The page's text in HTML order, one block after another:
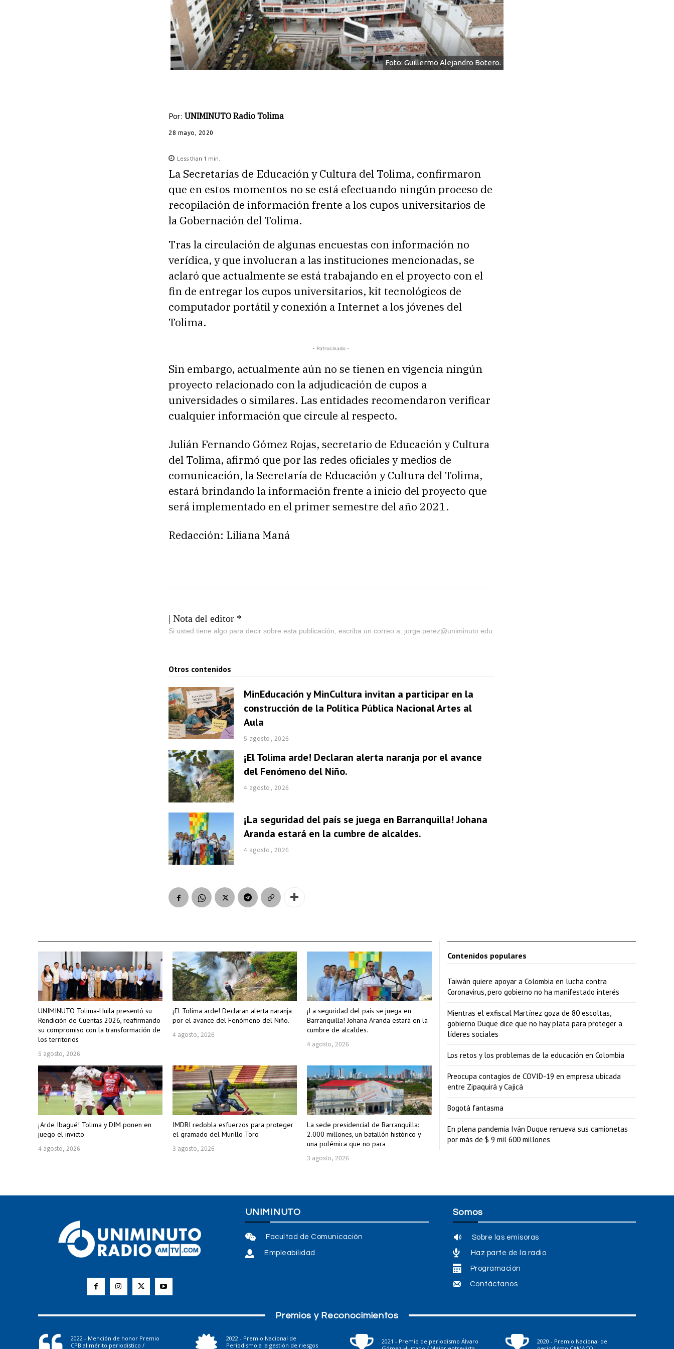
Foto: Guillermo Alejandro Botero.
Por: UNIMINUTO Radio Tolima
28 mayo, 2020
Less than 1 min.
La Secretarías de Educación y Cultura del Tolima, confirmaron
que en estos momentos no se está efectuando ningún proceso de
recopilación de información frente a los cupos universitarios de
la Gobernación del Tolima.
Tras la circulación de algunas encuestas con información no
verídica, y que involucran a las instituciones mencionadas, se
aclaró que actualmente se está trabajando en el proyecto con el
fin de entregar los cupos universitarios, kit tecnológicos de
computador portátil y conexión a Internet a los jóvenes del
Tolima.
- Patrocinado -
Sin embargo, actualmente aún no se tienen en vigencia ningún
proyecto relacionado con la adjudicación de cupos a
universidades o similares. Las entidades recomendaron verificar
cualquier información que circule al respecto.
Julián Fernando Gómez Rojas, secretario de Educación y Cultura
del Tolima, afirmó que por las redes oficiales y medios de
comunicación, la Secretaría de Educación y Cultura del Tolima,
estará brindando la información frente a inicio del proyecto que
será implementado en el primer semestre del año 2021.
Redacción: Liliana Maná
| Nota del editor *
Si usted tiene algo para decir sobre esta publicación, escriba un correo a: jorge.perez@uniminuto.edu
Otros contenidos
MinEducación y MinCultura invitan a participar en la
construcción de la Política Pública Nacional Artes al
Aula
5 agosto, 2026
¡El Tolima arde! Declaran alerta naranja por el avance
del Fenómeno del Niño.
4 agosto, 2026
¡La seguridad del país se juega en Barranquilla! Johana
Aranda estará en la cumbre de alcaldes.
4 agosto, 2026
UNIMINUTO Tolima-Huila presentó su
Rendición de Cuentas 2026, reafirmando
su compromiso con la transformación de
los territorios
5 agosto, 2026
¡El Tolima arde! Declaran alerta naranja
por el avance del Fenómeno del Niño.
4 agosto, 2026
¡La seguridad del país se juega en
Barranquilla! Johana Aranda estará en la
cumbre de alcaldes.
4 agosto, 2026
¡Arde Ibagué! Tolima y DIM ponen en
juego el invicto
4 agosto, 2026
IMDRI redobla esfuerzos para proteger
el gramado del Murillo Toro
3 agosto, 2026
La sede presidencial de Barranquilla:
2.000 millones, un batallón histórico y
una polémica que no para
3 agosto, 2026
Contenidos populares
Taiwán quiere apoyar a Colombia en lucha contra
Coronavirus, pero gobierno no ha manifestado interés
Mientras el exfiscal Martínez goza de 80 escoltas,
gobierno Duque dice que no hay plata para proteger a
líderes sociales
Los retos y los problemas de la educación en Colombia
Preocupa contagios de COVID-19 en empresa ubicada
entre Zipaquirá y Cajicá
Bogotá fantasma
En plena pandemia Iván Duque renueva sus camionetas
por más de $ 9 mil 600 millones
UNIMINUTO
Facultad de Comunicación
Empleabilidad
Somos
Sobre las emisoras
Haz parte de la radio
Programación
Contáctanos
Premios y Reconocimientos
2022 - Mención de honor Premio
CPB al mérito periodístico /
2022 - Premio Nacional de
Periodismo a la gestión de riesgos
2021 - Premio de periodismo Álvaro
2020 - Premio Nacional de